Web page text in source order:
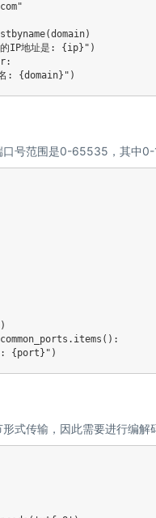
(domain)
的IP地址是: { ip} " )
:
: {domain} " )
号范围是0-65535，其中0-
)
common_ports . items ( ) :
: { port } " )
式传输，因此需要进行编解